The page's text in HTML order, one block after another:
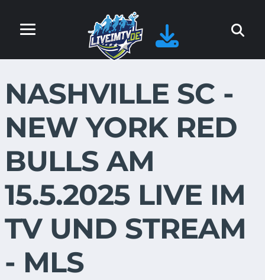
NASHVILLE SC -
NEW YORK RED
BULLS AM
15.5.2025 LIVE IM
TV UND STREAM
- MLS